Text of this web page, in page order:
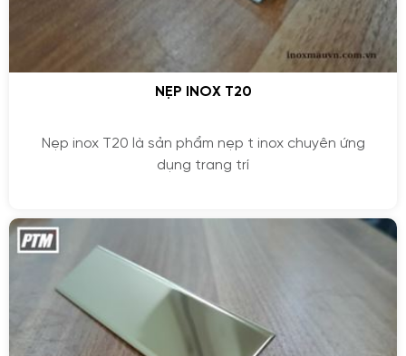
NẸP INOX T20
Nẹp inox T20 là sản phẩm nẹp t inox chuyên ứng
dụng trang trí